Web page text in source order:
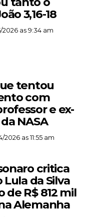
3,16-18
2026 as 9:34 am
tentou
com
e ex-
NASA
2026 as 11:55 am
critica
Lula da Silva
de R$ 812 mil
Alemanha